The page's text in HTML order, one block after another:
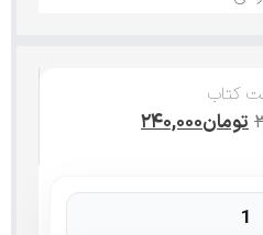
کتاب
تومان۲۴۰,۰۰۰